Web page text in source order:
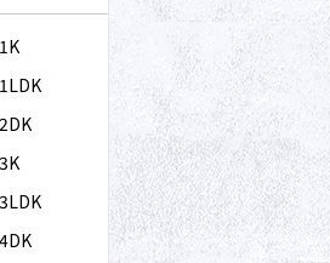
1K
1LDK
2DK
3K
3LDK
4DK